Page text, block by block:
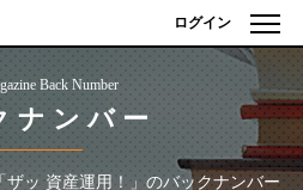
ログイン
Back Number
ナンバー
ッ 資産運用！」 のバックナンバー